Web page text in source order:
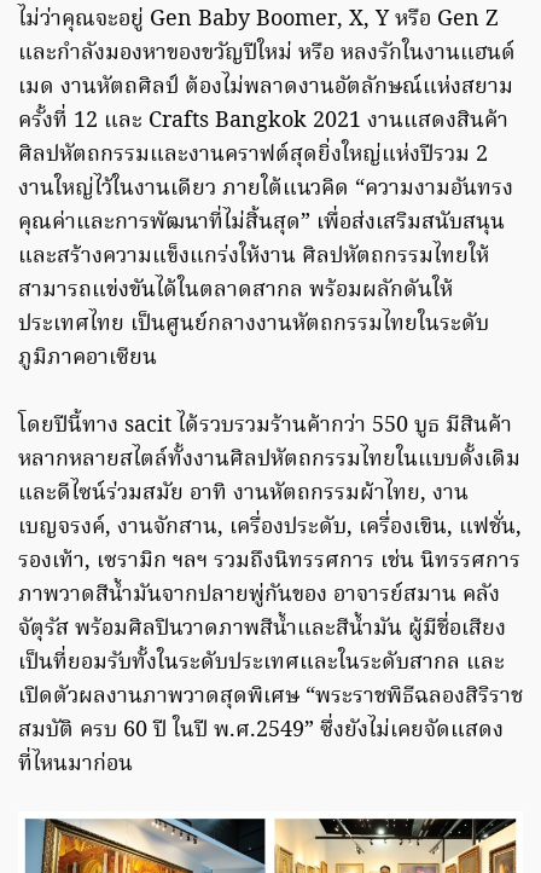
ไม่ว่าคุณจะอยู่ Gen Baby Boomer, X, Y หรือ Gen Z
และกำลังมองหาของขวัญปีใหม่ หรือ หลงรักในงานแฮนด์
เมด งานหัตถศิลป์ ต้องไม่พลาดงานอัตลักษณ์แห่งสยาม
ครั้งที่ 12 และ Crafts Bangkok 2021 งานแสดงสินค้า
ศิลปหัตถกรรมและงานคราฟต์สุดยิ่งใหญ่แห่งปีรวม 2
งานใหญ่ไว้ในงานเดียว ภายใต้แนวคิด “ความงามอันทรง
คุณค่าและการพัฒนาที่ไม่สิ้นสุด” เพื่อส่งเสริมสนับสนุน
และสร้างความแข็งแกร่งให้งาน ศิลปหัตถกรรมไทยให้
สามารถแข่งขันได้ในตลาดสากล พร้อมผลักดันให้
ประเทศไทย เป็นศูนย์กลางงานหัตถกรรมไทยในระดับ
ภูมิภาคอาเซียน
โดยปีนี้ทาง sacit ได้รวบรวมร้านค้ากว่า 550 บูธ มีสินค้า
หลากหลายสไตล์ทั้งงานศิลปหัตถกรรมไทยในแบบดั้งเดิม
และดีไซน์ร่วมสมัย อาทิ งานหัตถกรรมผ้าไทย, งาน
เบญจรงค์, งานจักสาน, เครื่องประดับ, เครื่องเขิน, แฟชั่น,
รองเท้า, เซรามิก ฯลฯ รวมถึงนิทรรศการ เช่น นิทรรศการ
ภาพวาดสีน้ำมันจากปลายพู่กันของ อาจารย์สมาน คลัง
จัตุรัส พร้อมศิลปินวาดภาพสีน้ำและสีน้ำมัน ผู้มีชื่อเสียง
เป็นที่ยอมรับทั้งในระดับประเทศและในระดับสากล และ
เปิดตัวผลงานภาพวาดสุดพิเศษ “พระราชพิธีฉลองสิริราช
สมบัติ ครบ 60 ปี ในปี พ.ศ.2549” ซึ่งยังไม่เคยจัดแสดง
ที่ไหนมาก่อน